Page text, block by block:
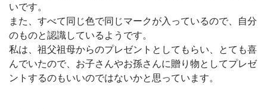
いです。
また、すべて同じ色で同じマークが入っているので、自分
のものと認識しているようです。
私は、祖父祖母からのプレゼントとしてもらい、とても喜
んでいたので、お子さんやお孫さんに贈り物としてプレゼ
ントするのもいいのではないかと思っています。